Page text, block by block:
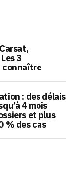
3
connaître
: des délais
4 mois
et plus
% des cas